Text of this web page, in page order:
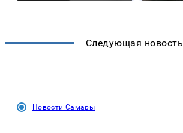
Следующая новость
Новости Самары